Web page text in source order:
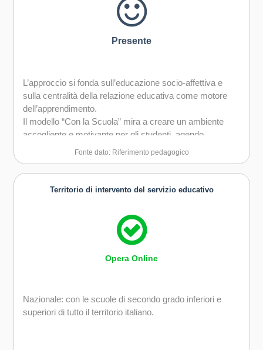
immaginare nuove possibilità
Presente
L’approccio si fonda sull’educazione socio-affettiva e
sulla centralità della relazione educativa come motore
dell’apprendimento.
Il modello “Con la Scuola” mira a creare un ambiente
accogliente e motivante per gli studenti, agendo
attraverso la formazione e il supporto agli adulti di
L’orientamento pedagogico valorizza il benessere
emotivo come condizione essenziale per la crescita,
culturale nella scuola verso pratiche didattiche più
Fonte dato: Riferimento pedagogico
Territorio di intervento del servizio educativo
Opera Online
Nazionale: con le scuole di secondo grado inferiori e
superiori di tutto il territorio italiano.